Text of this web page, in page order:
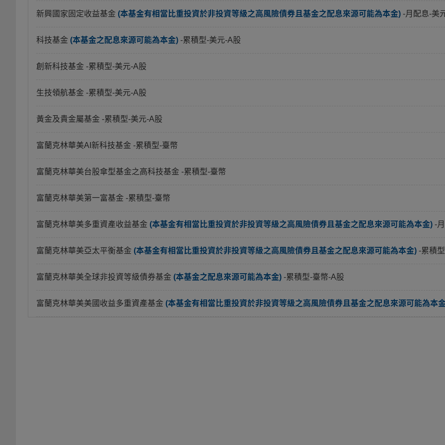
新興國家固定收益基金 (本基金有相當比重投資於非投資等級之高風險債券且基金之配息來源可能為本金) -月配息-美
科技基金 (本基金之配息來源可能為本金) -累積型-美元-A股
創新科技基金 -累積型-美元-A股
生技領航基金 -累積型-美元-A股
黃金及貴金屬基金 -累積型-美元-A股
富蘭克林華美AI新科技基金 -累積型-臺幣
富蘭克林華美台股傘型基金之高科技基金 -累積型-臺幣
富蘭克林華美第一富基金 -累積型-臺幣
富蘭克林華美多重資產收益基金 (本基金有相當比重投資於非投資等級之高風險債券且基金之配息來源可能為本金) -
富蘭克林華美亞太平衡基金 (本基金有相當比重投資於非投資等級之高風險債券且基金之配息來源可能為本金) -累積
富蘭克林華美全球非投資等級債券基金 (本基金之配息來源可能為本金) -累積型-臺幣-A股
富蘭克林華美美國收益多重資產基金 (本基金有相當比重投資於非投資等級之高風險債券且基金之配息來源可能為本